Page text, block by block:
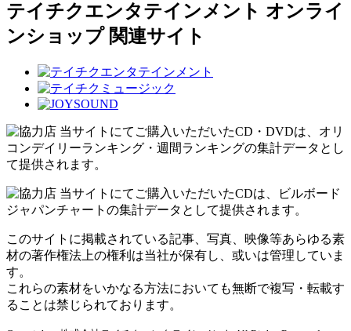
テイチクエンタテインメント オンライ
ンショップ 関連サイト
当サイトにてご購入いただいたCD・DVDは、オリ
コンデイリーランキング・週間ランキングの集計データとし
て提供されます。
当サイトにてご購入いただいたCDは、ビルボード
ジャパンチャートの集計データとして提供されます。
このサイトに掲載されている記事、写真、映像等あらゆる素
材の著作権法上の権利は当社が保有し、或いは管理していま
す。
これらの素材をいかなる方法においても無断で複写・転載す
ることは禁じられております。